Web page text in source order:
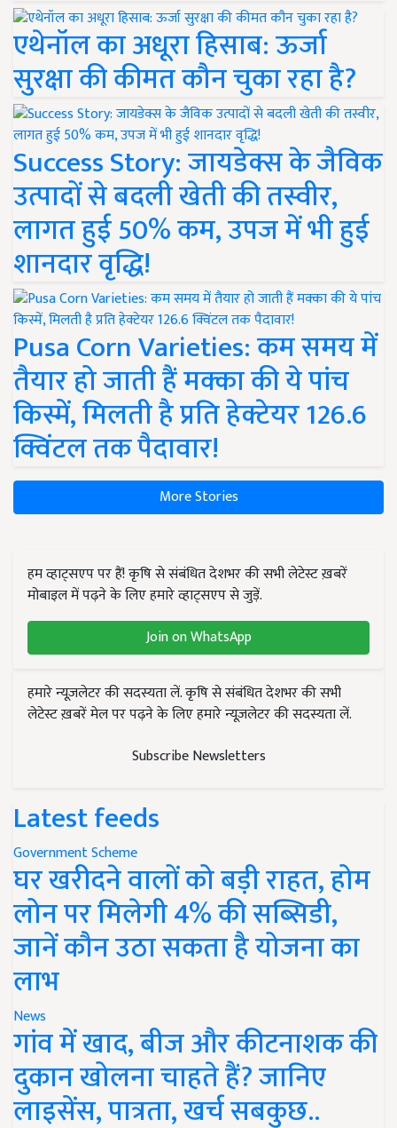
एथेनॉल का अधूरा हिसाब: ऊर्जा
सुरक्षा की कीमत कौन चुका रहा है?
Success Story: जायडेक्स के जैविक
उत्पादों से बदली खेती की तस्वीर,
लागत हुई 50% कम, उपज में भी हुई
शानदार वृद्धि!
Pusa Corn Varieties: कम समय में
तैयार हो जाती हैं मक्का की ये पांच
किस्में, मिलती है प्रति हेक्टेयर 126.6
क्विंटल तक पैदावार!
More Stories
हम व्हाट्सएप पर हैं! कृषि से संबंधित देशभर की सभी लेटेस्ट ख़बरें
मोबाइल में पढ़ने के लिए हमारे व्हाट्सएप से जुड़ें.
Join on WhatsApp
हमारे न्यूज़लेटर की सदस्यता लें. कृषि से संबंधित देशभर की सभी
लेटेस्ट ख़बरें मेल पर पढ़ने के लिए हमारे न्यूज़लेटर की सदस्यता लें.
Subscribe Newsletters
Latest feeds
Government Scheme
घर खरीदने वालों को बड़ी राहत, होम
लोन पर मिलेगी 4% की सब्सिडी,
जानें कौन उठा सकता है योजना का
लाभ
News
गांव में खाद, बीज और कीटनाशक की
दुकान खोलना चाहते हैं? जानिए
लाइसेंस, पात्रता, खर्च सबकुछ..